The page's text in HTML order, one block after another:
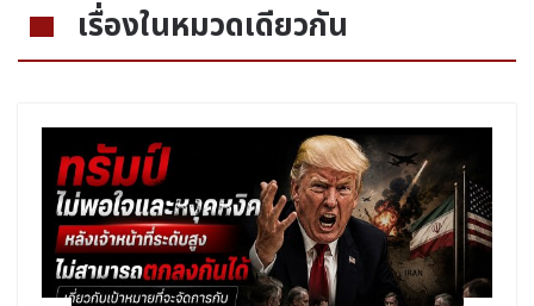
เรื่องในหมวดเดียวกัน